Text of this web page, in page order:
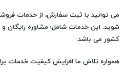
می توانید با ثبت سفارش، از خدمات
شوید. این خدمات شامل؛ مشاوره رایگان
کشور می باشد.
همواره تلاش ما افزایش کیفیت خدمات